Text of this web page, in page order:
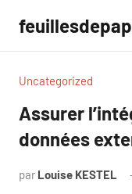
contenu
Uncategorized
Assurer
données
par Louise KESTEL